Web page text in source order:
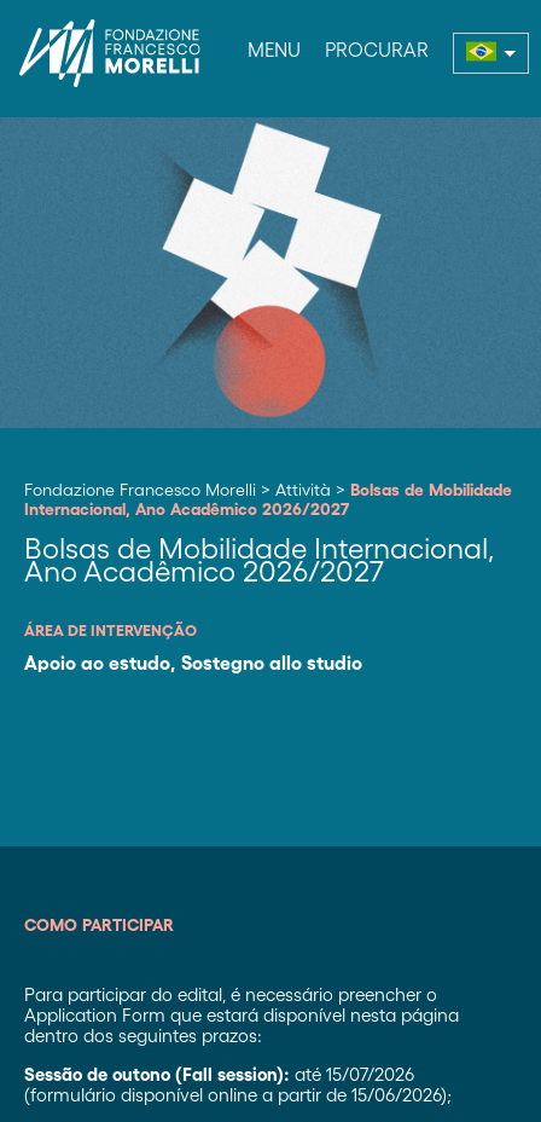
MENU PROCURAR
Fondazione Francesco Morelli > Attività > Bolsas de Mobilidade
Internacional, Ano Acadêmico 2026/2027
Bolsas de Mobilidade Internacional,
Ano Acadêmico 2026/2027
ÁREA DE INTERVENÇÃO
Apoio ao estudo, Sostegno allo studio
COMO PARTICIPAR
Para participar do edital, é necessário preencher o
Application Form que estará disponível nesta página
dentro dos seguintes prazos:
Sessão de outono (Fall session): até 15/07/2026
(formulário disponível online a partir de 15/06/2026);